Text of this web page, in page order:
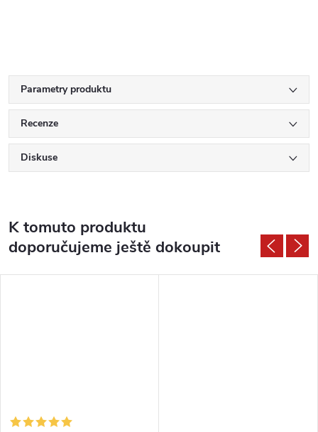
Parametry produktu
Recenze
Diskuse
K tomuto produktu
doporučujeme ještě dokoupit